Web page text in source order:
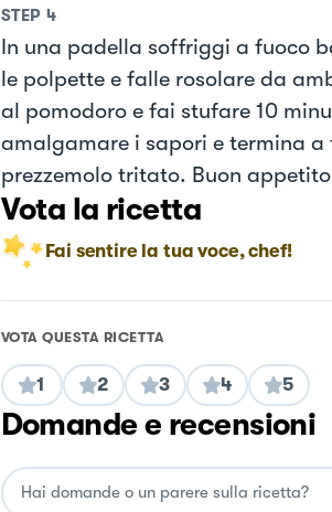
STEP 4
In una padella soffriggi a fuoco
le polpette e falle rosolare da
al pomodoro e fai stufare 10
amalgamare i sapori e termina
prezzemolo tritato. Buon appetito
Vota la ricetta
Fai sentire la tua voce, chef!
VOTA QUESTA RICETTA
1 2 3 4 5
Domande e recensioni